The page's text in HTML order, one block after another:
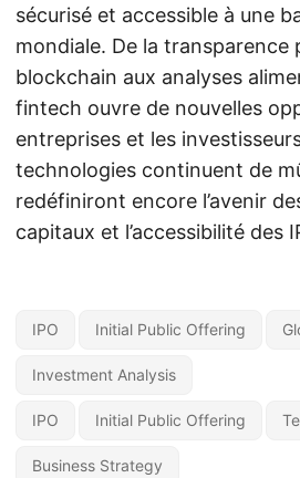
sécurisé et accessible à une
mondiale. De la transparence
blockchain aux analyses
fintech ouvre de nouvelles
entreprises et les
technologies continuent de
redéfiniront encore l’avenir
capitaux et l’accessibilité des
IPO Initial Public Offering
Investment Analysis
IPO Initial Public Offering
Business Strategy